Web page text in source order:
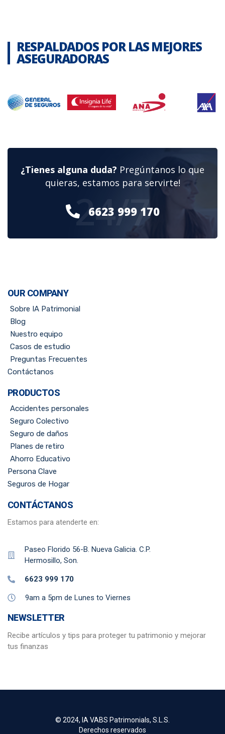
RESPALDADOS POR LAS MEJORES
ASEGURADORAS
¿Tienes alguna duda? Pregúntanos lo que
quieras, estamos para servirte!
6623 999 170
24/7
OUR COMPANY
Sobre IA Patrimonial
Blog
Nuestro equipo
Casos de estudio
Preguntas Frecuentes
Contáctanos
PRODUCTOS
Accidentes personales
Seguro Colectivo
Seguro de daños
Planes de retiro
Ahorro Educativo
Persona Clave
Seguros de Hogar
CONTÁCTANOS
Estamos para atenderte en:
Paseo Florido 56-B. Nueva Galicia. C.P.
Hermosillo, Son.
6623 999 170
9am a 5pm de Lunes to Viernes
NEWSLETTER
Recibe artículos y tips para proteger tu patrimonio y mejorar
tus finanzas
© 2024, IA VABS Patrimonials, S.L.S.
Derechos reservados